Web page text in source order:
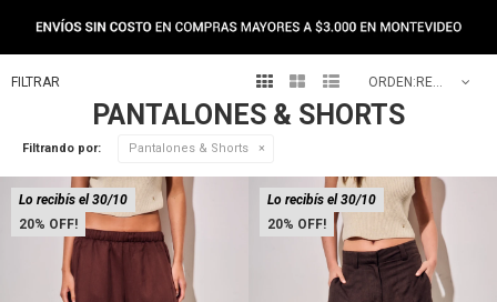
PANTALONES & SHORTS
   RECOMENDADOS
Filtrando por: Pantalones & Shorts
NEW IN
20
Lo recibís el 30/10
20
Lo recibís el 30/10